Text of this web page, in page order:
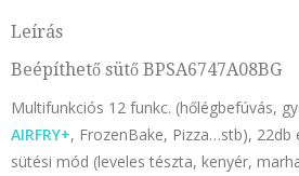
Leírás
Beépíthető sütő BPSA6747A08BG
Multifunkciós 12 funkc. (hőlégbefúvás,
AIRFRY+, FrozenBake, Pizza…stb),
sütési mód (leveles tészta, kenyér,